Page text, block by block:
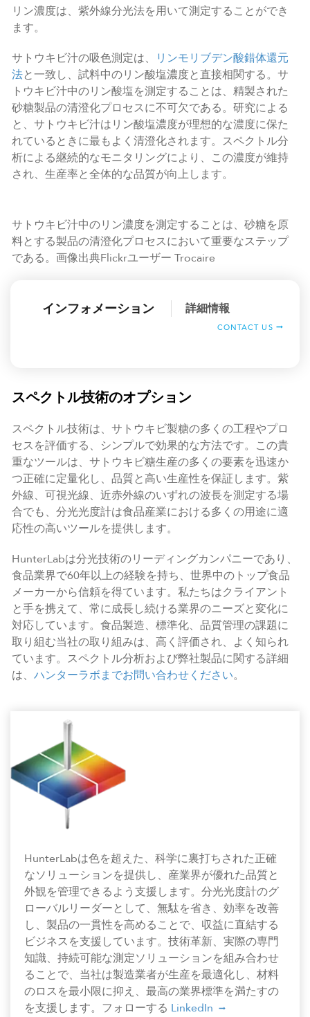
リン濃度は、紫外線分光法を用いて測定することができ
ます。
サトウキビ汁の吸色測定は、
リンモリブデン酸錯体還元
法と一致し、試料中のリン酸塩濃度と直接相関する。サ
トウキビ汁中のリン酸塩を測定することは、精製された
砂糖製品の清澄化プロセスに不可欠である。研究による
と、サトウキビ汁はリン酸塩濃度が理想的な濃度に保た
れているときに最もよく清澄化されます。スペクトル分
析による継続的なモニタリングにより、この濃度が維持
され、生産率と全体的な品質が向上します。
サトウキビ汁中のリン濃度を測定することは、砂糖を原
料とする製品の清澄化プロセスにおいて重要なステップ
である。画像出典Flickrユーザー Trocaire
インフォメーション 詳細情報
CONTACT US
スペクトル技術のオプション
スペクトル技術は、サトウキビ製糖の多くの工程やプロ
セスを評価する、シンプルで効果的な方法です。この貴
重なツールは、サトウキビ糖生産の多くの要素を迅速か
つ正確に定量化し、品質と高い生産性を保証します。紫
外線、可視光線、近赤外線のいずれの波長を測定する場
合でも、分光光度計は食品産業における多くの用途に適
応性の高いツールを提供します。
HunterLabは分光技術のリーディングカンパニーであり、
食品業界で60年以上の経験を持ち、世界中のトップ食品
メーカーから信頼を得ています。私たちはクライアント
と手を携えて、常に成長し続ける業界のニーズと変化に
対応しています。食品製造、標準化、品質管理の課題に
取り組む当社の取り組みは、高く評価され、よく知られ
ています。スペクトル分析および弊社製品に関する詳細
は、 ハンターラボまでお問い合わせください。
HunterLabは色を超えた、科学に裏打ちされた正確
なソリューションを提供し、産業界が優れた品質と
外観を管理できるよう支援します。分光光度計のグ
ローバルリーダーとして、無駄を省き、効率を改善
し、製品の一貫性を高めることで、収益に直結する
ビジネスを支援しています。技術革新、実際の専門
知識、持続可能な測定ソリューションを組み合わせ
ることで、当社は製造業者が生産を最適化し、材料
のロスを最小限に抑え、最高の業界標準を満たすの
を支援します。フォローする LinkedIn